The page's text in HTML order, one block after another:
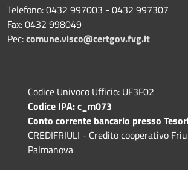
Telefono: 0432 997003 - 0432 997307
Fax: 0432 998049
Pec:comune.visco@certgov.fvg.it
Codice Univoco Ufficio: UF3F02
Codice IPA: c_m073
Conto corrente bancario presso
CREDIFRIULI - Credito cooperativo
Palmanova